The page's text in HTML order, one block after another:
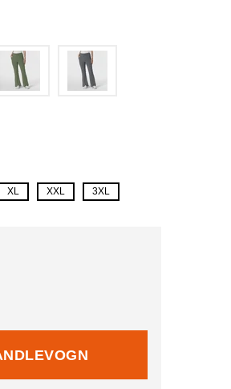
XL XXL 3XL